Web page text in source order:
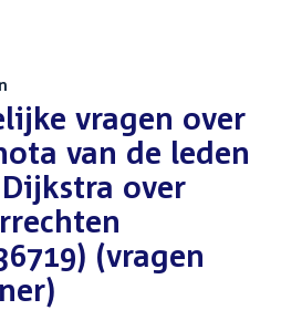
vragen over
van de leden
over
(vragen